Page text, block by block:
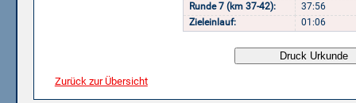
Runde 7 (km 37-42):
37:56
Zieleinlauf:
01:06
Zurück zur Übersicht